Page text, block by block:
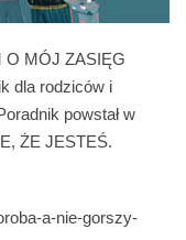
O MÓJ ZASIĘG
dla rodziców i
powstał w
ŻE JESTEŚ.
a-nie-gorszy-